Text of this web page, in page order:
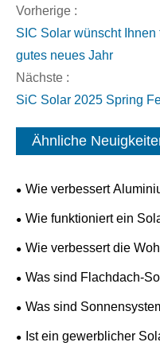
Vorherige :
SIC Solar wünscht
gutes neues Jahr
Nächste :
SiC Solar 2025 Spring
Ähnliche
Wie verbessert
Solaranlage?
Wie funktioniert ein
Wie verbessert die
mobile
Was sind Flachdach-
ideal für moderne
Was sind
Ist ein gewerblicher